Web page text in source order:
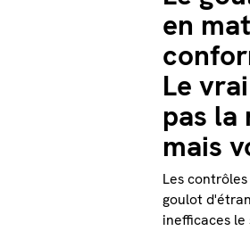
en
Le
pas la
mais
Les
goulot
inefficaces